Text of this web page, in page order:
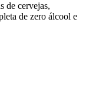
de cervejas,
de zero álcool e